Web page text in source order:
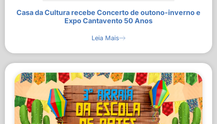
Casa da Cultura recebe Concerto de outono-inverno e
Expo Cantavento 50 Anos
Leia Mais